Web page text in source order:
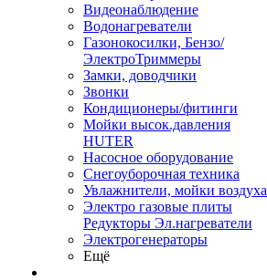
Видеонаблюдение
Водонагреватели
Газонокосилки, Бензо/
ЭлектроТриммеры
Замки, доводчики
Звонки
Кондиционеры/фитинги
Мойки высок.давления
HUTER
Насосное оборудование
Снегоуборочная техника
Увлажнители, мойки воздуха
Электро газовые плиты
Редукторы Эл.нагреватели
Электрогенераторы
Ещё